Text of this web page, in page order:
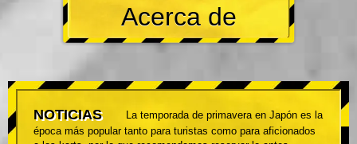
Acerca de
NOTICIAS
La temporada de primavera en Japón es la
época más popular tanto para turistas como para aficionados